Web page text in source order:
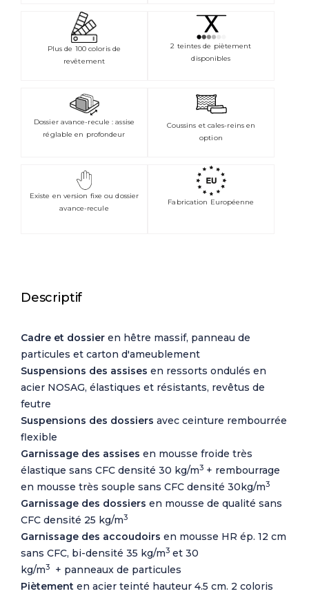
Plus de 100 coloris de
revêtement
2 teintes de piètement
disponibles
Dossier avance-recule : assise
réglable en profondeur
Coussins et cales-reins en
option
Existe en version fixe ou dossier
avance-recule
Fabrication Européenne
Descriptif
Cadre et dossier en hêtre massif, panneau de
particules et carton d'ameublement
Suspensions des assises en ressorts ondulés en
acier NOSAG, élastiques et résistants, revêtus de
feutre
Suspensions des dossiers avec ceinture rembourrée
flexible
Garnissage des assises en mousse froide très
élastique sans CFC densité 30 kg/m3 + rembourrage
en mousse très souple sans CFC densité 30kg/m3
Garnissage des dossiers en mousse de qualité sans
CFC densité 25 kg/m3
Garnissage des accoudoirs en mousse HR ép. 12 cm
sans CFC, bi-densité 35 kg/m3 et 30
kg/m3
+ panneaux de particules
Piètement en acier teinté hauteur 4.5 cm. 2 coloris